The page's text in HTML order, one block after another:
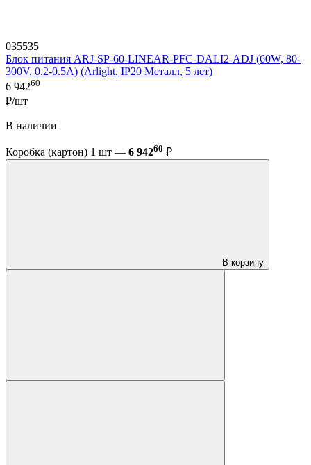
035535
Блок питания ARJ-SP-60-LINEAR-PFC-DALI2-ADJ (60W, 80-
300V, 0.2-0.5A) (Arlight, IP20 Металл, 5 лет)
6 94260
₽/шт
В наличии
Коробка (картон) 1 шт — 6 94260 ₽
В корзину